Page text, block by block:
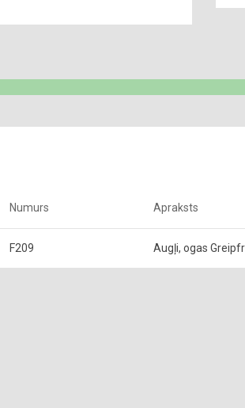
Numurs Apraksts
F209 Augļi, ogas